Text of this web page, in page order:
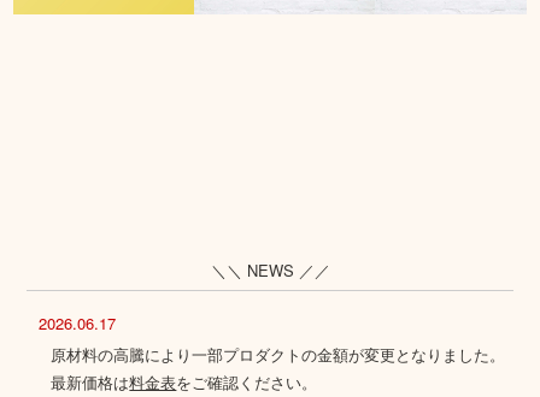
＼＼ NEWS ／／
2026.06.17
原材料の高騰により一部プロダクトの金額が変更となりました。
最新価格は料金表をご確認ください。